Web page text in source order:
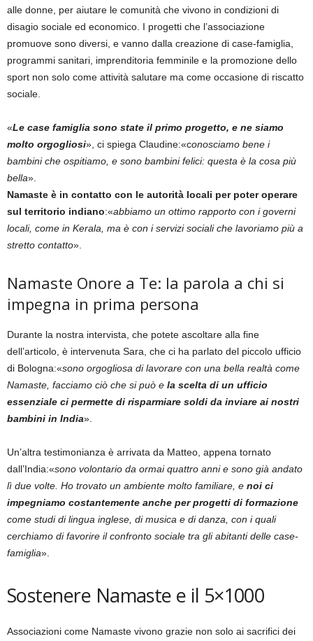
alle donne, per aiutare le comunità che vivono in condizioni di
disagio sociale ed economico. I progetti che l’associazione
promuove sono diversi, e vanno dalla creazione di case-famiglia,
programmi sanitari, imprenditoria femminile e la promozione dello
sport non solo come attività salutare ma come occasione di riscatto
sociale.
«Le case famiglia sono state il primo progetto, e ne siamo
molto orgogliosi», ci spiega Claudine:«conosciamo bene i
bambini che ospitiamo, e sono bambini felici: questa è la cosa più
bella».
Namaste è in contatto con le autorità locali per poter operare
sul territorio indiano:«abbiamo un ottimo rapporto con i governi
locali, come in Kerala, ma è con i servizi sociali che lavoriamo più a
stretto contatto».
Namaste Onore a Te: la parola a chi si
impegna in prima persona
Durante la nostra intervista, che potete ascoltare alla fine
dell’articolo, è intervenuta Sara, che ci ha parlato del piccolo ufficio
di Bologna:«sono orgogliosa di lavorare con una bella realtà come
Namaste, facciamo ciò che si può e la scelta di un ufficio
essenziale ci permette di risparmiare soldi da inviare ai nostri
bambini in India».
Un’altra testimonianza è arrivata da Matteo, appena tornato
dall’India:«sono volontario da ormai quattro anni e sono già andato
lì due volte. Ho trovato un ambiente molto familiare, e noi ci
impegniamo costantemente anche per progetti di formazione
come studi di lingua inglese, di musica e di danza, con i quali
cerchiamo di favorire il confronto sociale tra gli abitanti delle case-
famiglia».
Sostenere Namaste e il 5×1000
Associazioni come Namaste vivono grazie non solo ai sacrifici dei